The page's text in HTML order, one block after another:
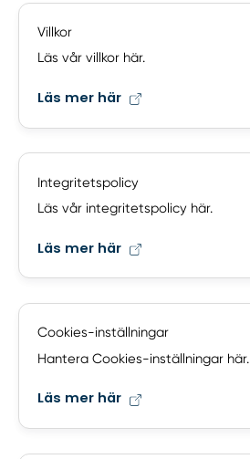
Villkor
Läs vår villkor här.
Läs mer här
Integritetspolicy
Läs vår integritetspolicy här.
Läs mer här
Cookies-inställningar
Hantera Cookies-inställningar här.
Läs mer här